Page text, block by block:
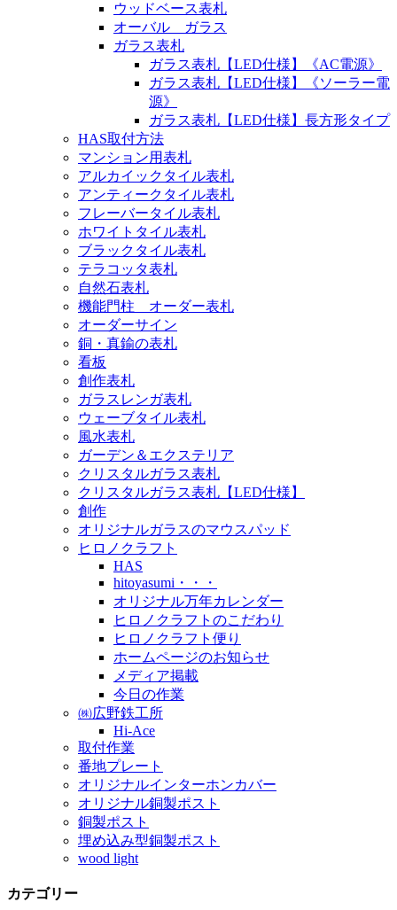
ウッドベース表札
オーバル ガラス
ガラス表札
ガラス表札【LED仕様】《AC電源》
ガラス表札【LED仕様】《ソーラー電
源》
ガラス表札【LED仕様】長方形タイプ
HAS取付方法
マンション用表札
アルカイックタイル表札
アンティークタイル表札
フレーバータイル表札
ホワイトタイル表札
ブラックタイル表札
テラコッタ表札
自然石表札
機能門柱 オーダー表札
オーダーサイン
銅・真鍮の表札
看板
創作表札
ガラスレンガ表札
ウェーブタイル表札
風水表札
ガーデン＆エクステリア
クリスタルガラス表札
クリスタルガラス表札【LED仕様】
創作
オリジナルガラスのマウスパッド
ヒロノクラフト
HAS
hitoyasumi・・・
オリジナル万年カレンダー
ヒロノクラフトのこだわり
ヒロノクラフト便り
ホームページのお知らせ
メディア掲載
今日の作業
㈱広野鉄工所
Hi-Ace
取付作業
番地プレート
オリジナルインターホンカバー
オリジナル銅製ポスト
銅製ポスト
埋め込み型銅製ポスト
wood light
カテゴリー